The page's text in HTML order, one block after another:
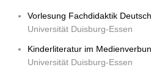
Vorlesung Fachdidaktik
Universität Duisburg-Essen
Kinderliteratur im
Universität Duisburg-Essen